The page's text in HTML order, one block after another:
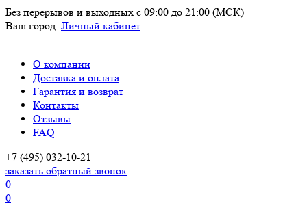
Без перерывов и выходных с 09:00 до 21:00 (МСК)
Ваш город: Личный кабинет
О компании
Доставка и оплата
Гарантия и возврат
Контакты
Отзывы
FAQ
+7 (495) 032-10-21
заказать обратный звонок
0
0